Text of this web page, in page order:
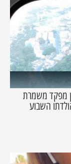
מפקד משמרת
השבוע